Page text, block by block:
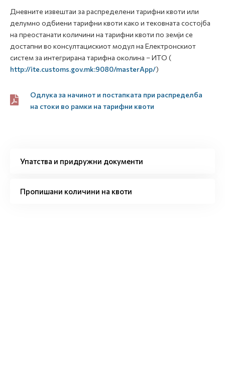
Дневните извештаи за распределени тарифни квоти или
делумно одбиени тарифни квоти како и тековната состојба
на преостанати количини на тарифни квоти по земји се
достапни во консултацискиот модул на Електронскиот
систем за интегрирана тарифна околина – ИТО (
http://ite.customs.gov.mk:9080/masterApp/)
Одлука за начинот и постапката при распределба
на стоки во рамки на тарифни квоти
Упатства и придружни документи
Пропишани количини на квоти